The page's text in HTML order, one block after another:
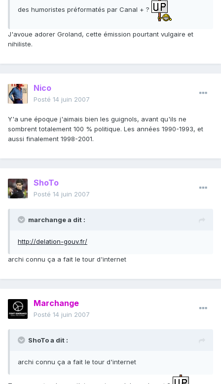
des humoristes préformatés par Canal + ?
J'avoue adorer Groland, cette émission pourtant vulgaire et
nihiliste.
Nico
Posté 14 juin 2007
Y'a une époque j'aimais bien les guignols, avant qu'ils ne
sombrent totalement 100 % politique. Les années 1990-1993, et
aussi finalement 1998-2001.
ShoTo
Posté 14 juin 2007
marchange a dit :
http://delation-gouv.fr/
archi connu ça a fait le tour d'internet
Marchange
Posté 14 juin 2007
ShoTo a dit :
archi connu ça a fait le tour d'internet